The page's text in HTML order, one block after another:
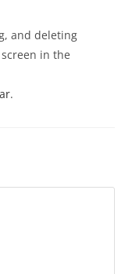
and deleting
in the
.